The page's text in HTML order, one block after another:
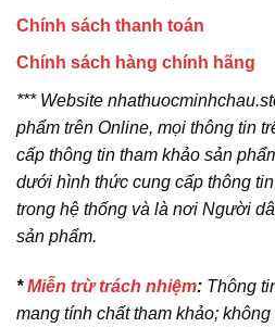
Chính sách thanh toán
Chính sách hàng chính hãng
*** Website
phẩm trên Online, mọi thông tin
cấp thông tin tham khảo sản
dưới hình thức cung cấp thông
trong hệ thống và là nơi Người
sản phẩm.
*Miễn trừ trách nhiệm: Thông
mang tính chất tham khảo;